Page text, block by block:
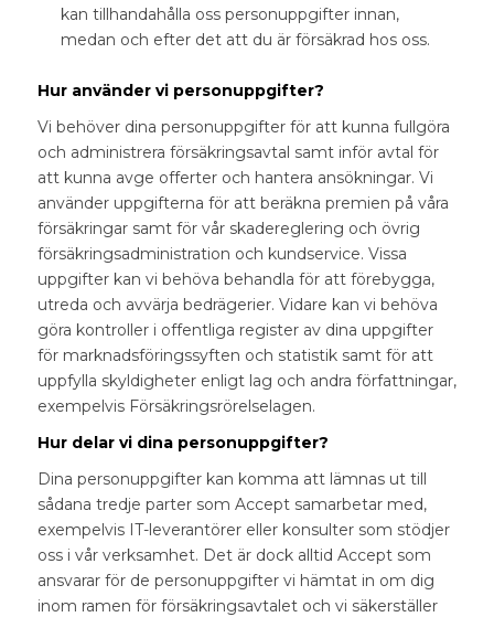
kan tillhandahålla oss personuppgifter innan,
medan och efter det att du är försäkrad hos oss.
Hur använder vi personuppgifter?
Vi behöver dina personuppgifter för att kunna fullgöra
och administrera försäkringsavtal samt inför avtal för
att kunna avge offerter och hantera ansökningar. Vi
använder uppgifterna för att beräkna premien på våra
försäkringar samt för vår skadereglering och övrig
försäkringsadministration och kundservice. Vissa
uppgifter kan vi behöva behandla för att förebygga,
utreda och avvärja bedrägerier. Vidare kan vi behöva
göra kontroller i offentliga register av dina uppgifter
för marknadsföringssyften och statistik samt för att
uppfylla skyldigheter enligt lag och andra författningar,
exempelvis Försäkringsrörelselagen.
Hur delar vi dina personuppgifter?
Dina personuppgifter kan komma att lämnas ut till
sådana tredje parter som Accept samarbetar med,
exempelvis IT-leverantörer eller konsulter som stödjer
oss i vår verksamhet. Det är dock alltid Accept som
ansvarar för de personuppgifter vi hämtat in om dig
inom ramen för försäkringsavtalet och vi säkerställer